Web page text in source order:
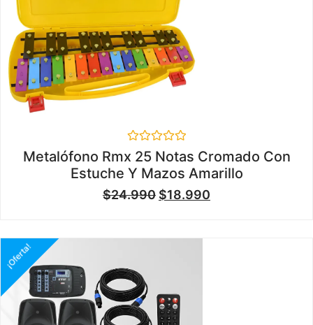
Valorado
en
0
5
Metalófono Rmx 25 Notas Cromado Con
Estuche Y Mazos Amarillo
$24.990 $18.990
¡Oferta!